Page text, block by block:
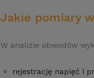
Jakie pomiary
W analizie obwodów
rejestrację napięć i